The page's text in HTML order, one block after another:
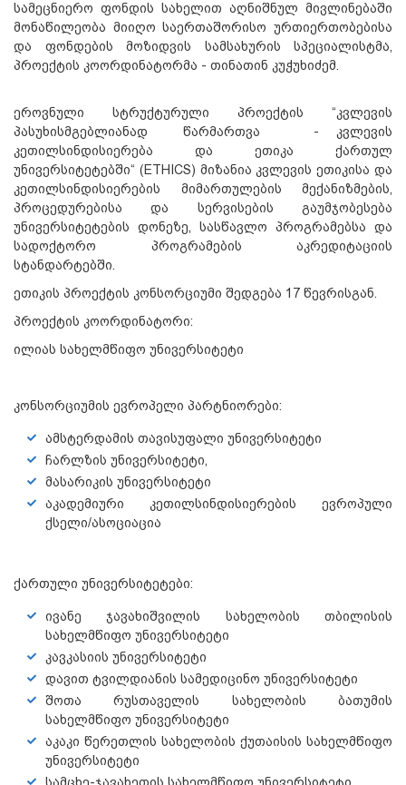
სამეცნიერო ფონდის სახელით აღნიშნულ მივლინებაში
მონაწილეობა მიიღო საერთაშორისო ურთიერთობებისა
და ფონდების მოზიდვის სამსახურის სპეციალისტმა,
პროექტის კოორდინატორმა - თინათინ კუჭუხიძემ.
ეროვნული სტრუქტურული პროექტის “კვლევის
პასუხისმგებლიანად წარმართვა - კვლევის
კეთილსინდისიერება და ეთიკა ქართულ
უნივერსიტეტებში“ (ETHICS) მიზანია კვლევის ეთიკისა და
კეთილსინდისიერების მიმართულების მექანიზმების,
პროცედურებისა და სერვისების გაუმჯობესება
უნივერსიტეტების დონეზე, სასწავლო პროგრამებსა და
სადოქტორო პროგრამების აკრედიტაციის
სტანდარტებში.
ეთიკის პროექტის კონსორციუმი შედგება 17 წევრისგან.
პროექტის კოორდინატორი:
ილიას სახელმწიფო უნივერსიტეტი
კონსორციუმის ევროპელი პარტნიორები:
ამსტერდამის თავისუფალი უნივერსიტეტი
ჩარლზის უნივერსიტეტი,
მასარიკის უნივერსიტეტი
აკადემიური კეთილსინდისიერების ევროპული
ქსელი/ასოციაცია
ქართული უნივერსიტეტები:
ივანე ჯავახიშვილის სახელობის თბილისის
სახელმწიფო უნივერსიტეტი
კავკასიის უნივერსიტეტი
დავით ტვილდიანის სამედიცინო უნივერსიტეტი
შოთა რუსთაველის სახელობის ბათუმის
სახელმწიფო უნივერსიტეტი
აკაკი წერეთლის სახელობის ქუთაისის სახელმწიფო
უნივერსიტეტი